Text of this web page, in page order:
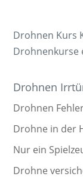
Drohnen Kurs
Drohnenkurse
Drohnen
Drohnen
Drohne in der
Nur ein
Drohne